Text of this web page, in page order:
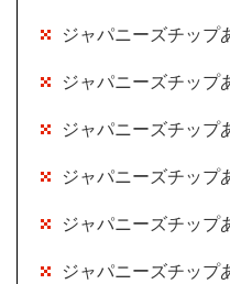
ジャパニーズチップ
ジャパニーズチップ
ジャパニーズチップ
ジャパニーズチップ
ジャパニーズチップ
ジャパニーズチップ